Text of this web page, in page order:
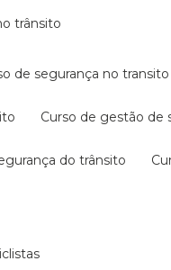
trânsito
de segurança no
curso de gestão
do trânsito